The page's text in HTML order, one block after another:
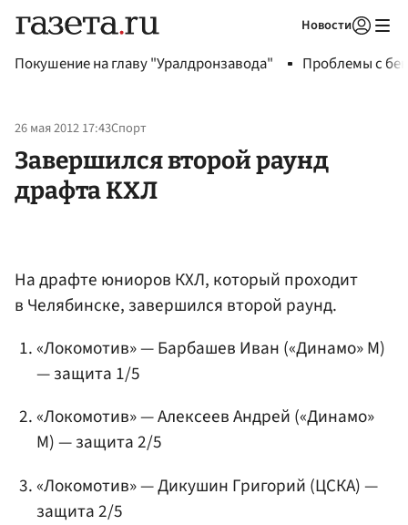
Новости
Покушение на главу "Уралдронзавода" Проблемы с
26 мая 2012 17:43Спорт
Завершился второй раунд
драфта КХЛ
На драфте юниоров КХЛ, который проходит
в Челябинске, завершился второй раунд.
«Локомотив» —Барбашев Иван («Динамо» М)
— защита 1/5
«Локомотив» —Алексеев Андрей («Динамо»
М) — защита 2/5
«Локомотив» —Дикушин Григорий (ЦСКА) —
защита 2/5